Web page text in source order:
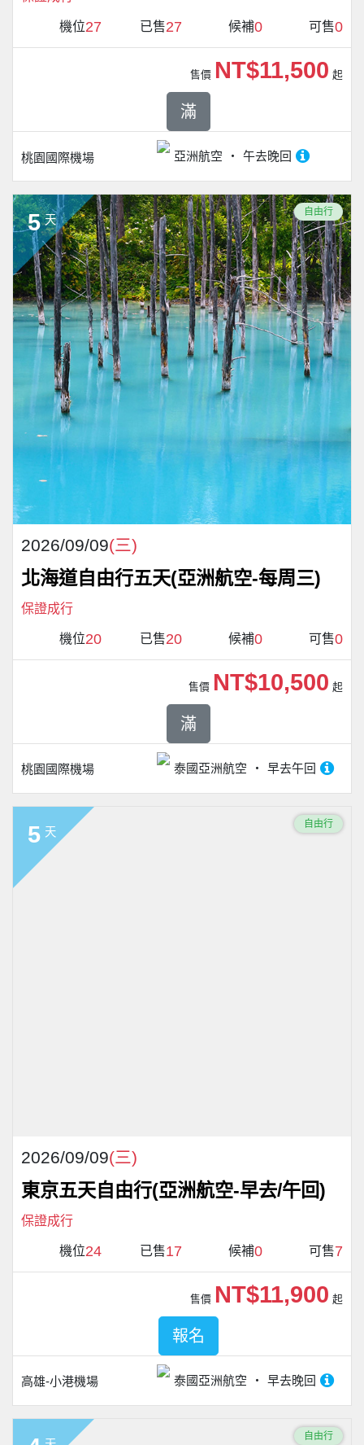
機位27 已售27 候補0 可售0
桃園國際機場 亞洲航空 午去晚回
售價 NT$11,500 起
滿
5 天
自由行
2026/09/09(三)
北海道自由行五天(亞洲航空-每周三)
保證成行
機位20 已售20 候補0 可售0
桃園國際機場 泰國亞洲航空 早去午回
售價 NT$10,500 起
滿
5 天
自由行
2026/09/09(三)
東京五天自由行(亞洲航空-早去/午回)
保證成行
機位24 已售17 候補0 可售7
高雄-小港機場 泰國亞洲航空 早去晚回
售價 NT$11,900 起
報名
自由行